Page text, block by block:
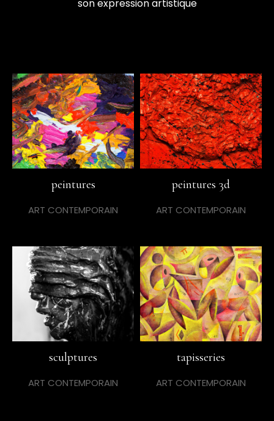
son expression artistique
peintures
ART CONTEMPORAIN
peintures 3d
ART CONTEMPORAIN
sculptures
ART CONTEMPORAIN
tapisseries
ART CONTEMPORAIN